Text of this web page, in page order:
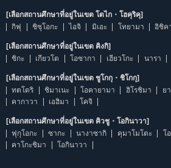
[เลือกสถานศึกษาที่อยู่ในเขต โตไก・โฮคุริคุ]
กิฟุ
ชิซุโอกะ ไอจิ มิเอะ โทยามา อิชิค
[เลือกสถานศึกษาที่อยู่ในเขต คิงกิ]
ชิกะ
เกียวโต โอซากา เฮียวโกะ นารา
[เลือกสถานศึกษาที่อยู่ในเขต ชูโกกุ・ชิโกกุ]
ทตโตริ
ชิมาเนะ โอคายามา ฮิโรชิมา ย
คากาวา
เอฮิมา โคจิ
[เลือกสถานศึกษาที่อยู่ในเขต คิวชู・โอกินาวา]
ฟุกุโอกะ
ซากะ นางาซากิ คุมาโมโตะ โ
คาโกะชิมา
โอกินาวา